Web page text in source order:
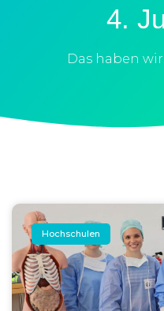
4.
Das haben
Hochschulen